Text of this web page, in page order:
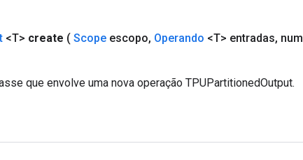
<T> create ( Scope escopo, Operando <T> entradas, num
que envolve uma nova operação TPUPartitionedOutput.